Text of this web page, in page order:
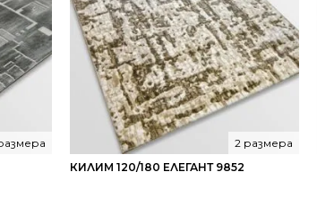
КИЛИМ 120/180 ЕЛЕГАНТ 9852
2 размера